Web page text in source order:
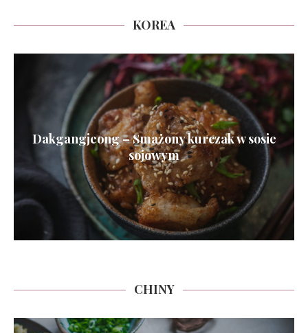
KOREA
Dakgangjeong – Smażony kurczak w sosie
sojowym
CHINY